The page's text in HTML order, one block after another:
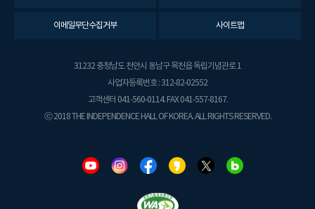
이메일무단수집거부 사이트맵
31232 충청남도 천안시 동남구 목천읍 독립기념관로 1
사업자등록번호 : 312-82-02552
고객센터 041-560-0114. FAX 041-557-8167.
ⓒ 2018 THE INDEPENDENCE HALL OF KOREA. ALL RIGHTS RESERVED.